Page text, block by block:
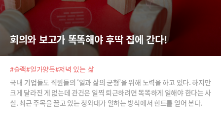
회의와 보고가 똑똑해야 후딱 집에 간다!
#슬랙#일가양득#저녁 있는 삶
국내 기업들도 직원들의 ‘일과 삶의 균형’을 위해 노력을 하고 있다. 하지만
크게 달라진 게 없는데 관건은 일찍 퇴근하려면 똑똑하게 일해야 한다는 사
실. 최근 주목을 끌고 있는 청와대가 일하는 방식에서 힌트를 얻어 본다.